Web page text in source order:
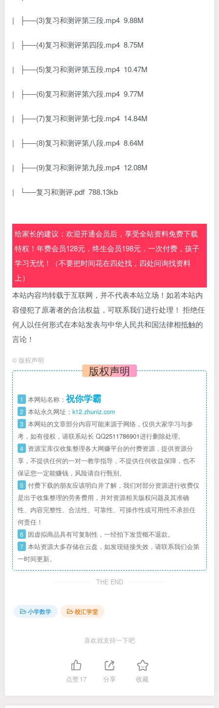
| ├──(3)复习和测评第三段.mp4 9.88M
| ├──(4)复习和测评第四段.mp4 8.75M
| ├──(5)复习和测评第五段.mp4 10.47M
| ├──(6)复习和测评第六段.mp4 9.77M
| ├──(7)复习和测评第七段.mp4 14.84M
| ├──(8)复习和测评第八段.mp4 8.64M
| ├──(9)复习和测评第九段.mp4 12.08M
| └──复习和测评.pdf 788.13kb
给家长的建议：欢迎开通会员后，享受全站资料免费下载
特权！年费会员128元，终生会员198元，一次付费，孩子
学习无忧！（不要把时间花在四处找，四处问询找资料
上）
本站内容均转载于互联网，并不代表本站立场！如若本站内
容侵犯了原著者的合法权益，可联系我们进行处理！ 拒绝任
何人以任何形式在本站发表与中华人民共和国法律相抵触的
言论！
© 版权声明
版权声明
1 本网站名称： 祝你学霸
2 本站永久网址： k12.zhuniz.com
3 本网站的文章部分内容可能来源于网络，仅供大家学习与参
考，如有侵权，请联系站长 QQ2511786901进行删除处理。
4 资源宝库仅收集整理各大网赚平台的付费资源，提供资源分
享，不提供任何的一对一教学指导，不提供任何收益保障，也不
保证您一定能赚钱，风险请自行甄别。
5 付费下载的朋友应该明白并了解，我们对部分资源进行收费仅
是出于收集整理的劳务费用，并对资源相关版权问题及其准确
性、内容完整性、合法性、可靠性、可操作性或可用性不承担任
何责任！
6 因虚拟商品具有可复制性，一经拍下发货概不退款。
7 本站资源大多存储在云盘，如发现链接失效，请联系我们会第
一时间更新。
THE END
小学数学 校汇学堂
喜欢就支持一下吧
点赞17 分享 收藏